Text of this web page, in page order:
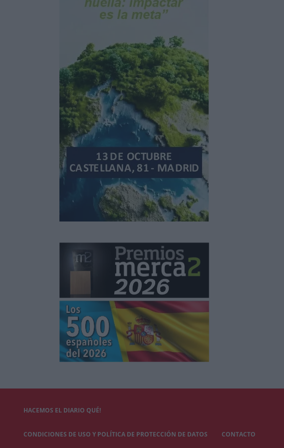
HACEMOS EL DIARIO QUÉ!
CONDICIONES DE USO Y POLÍTICA DE PROTECCIÓN DE DATOS CONTACTO